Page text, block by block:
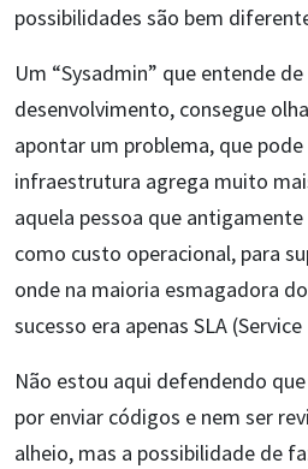
possibilidades são bem
Um “Sysadmin” que entende
desenvolvimento, consegue
apontar um problema, que
infraestrutura agrega muito
aquela pessoa que
como custo operacional, para
onde na maioria esmagadora
sucesso era apenas SLA
Não estou aqui defendendo
por enviar códigos e nem ser
alheio, mas a possibilidade de